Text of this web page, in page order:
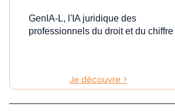
GenIA-L, l'IA juridique des
professionnels du droit et du chiffre
Je découvre >